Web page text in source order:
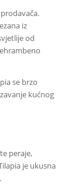
iz
od
se brzo
kućnog
peraje,
je ukusna